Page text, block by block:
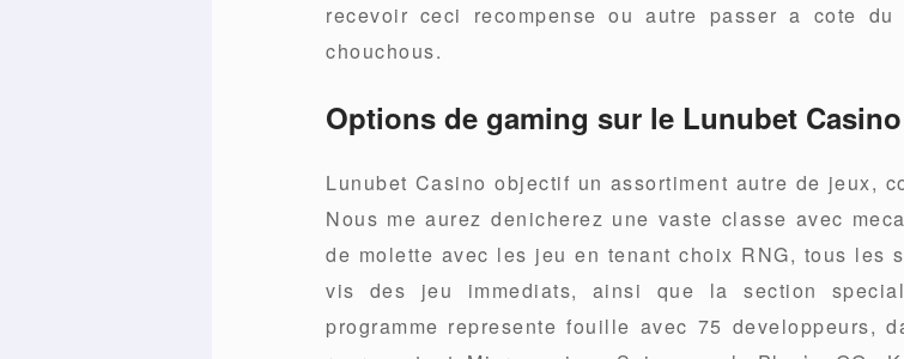
recevoir ceci recompense ou autre passer a cote
chouchous.
Options de gaming sur le Lunubet Casino
Lunubet Casino objectif un assortiment autre de jeux,
Nous me aurez denicherez une vaste classe avec
de molette avec les jeu en tenant choix RNG, tous les
vis des jeu immediats, ainsi que la section
programme represente fouille avec 75 developpeurs,